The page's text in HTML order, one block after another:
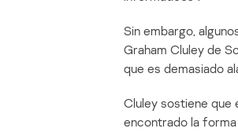
Sin embargo,
Graham Cluley de
que es demasiado
Cluley sostiene que
encontrado la